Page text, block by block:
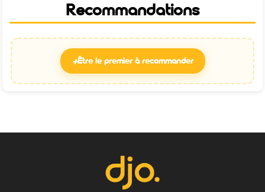
Recommandations
+Être le premier à recommander